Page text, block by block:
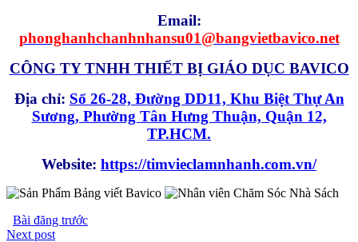
Email:
phonghanhchanhnhansu01@bangvietbavico.net
CÔNG TY TNHH THIẾT BỊ GIÁO DỤC BAVICO
Địa chỉ: Số 26-28, Đường DD11, Khu Biệt Thự An
Sương, Phường Tân Hưng Thuận, Quận 12,
TP.HCM.
Website: https://timvieclamnhanh.com.vn/
Bài đăng trước
Next post